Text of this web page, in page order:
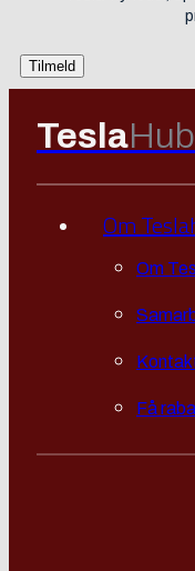
TeslaHub
Om
Om
Få